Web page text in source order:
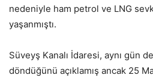
nedeniyle ham petrol ve LNG
yaşanmıştı.
Süveyş Kanalı İdaresi, aynı gün
döndüğünü açıklamış ancak 25